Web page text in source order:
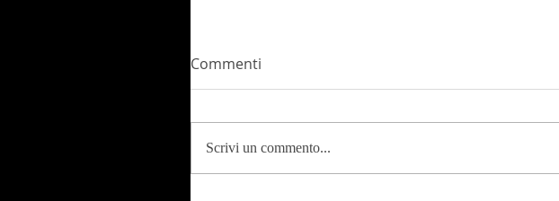
Commenti
Scrivi un commento...